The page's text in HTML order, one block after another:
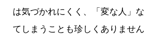
は気づかれにくく、「変な人」
てしまうことも珍しくありません